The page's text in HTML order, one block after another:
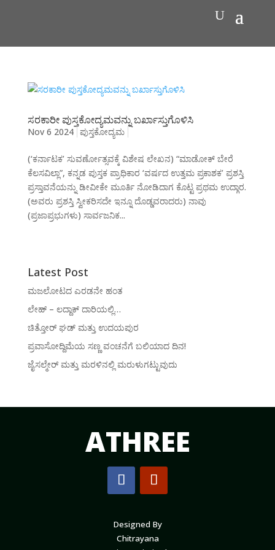
ಸರಕಾರೀ ಪುಸ್ತಕೋದ್ಯಮವನ್ನು ಬರ್ಖಾಸ್ತುಗೊಳಿಸಿ
Nov 6 2024 ಪುಸ್ತಕೋದ್ಯಮ
(‘ಕರ್ನಾಟಕ’ ಸುವರ್ಣೋತ್ಸವಕ್ಕೆ ವಿಶೇಷ ಲೇಖನ) “ಮಾಡೋಕ್ ಬೇರೆ
ಕೆಲಸವಿಲ್ಲಾ”, ಕನ್ನಡ ಪುಸ್ತಕ ಪ್ರಾಧಿಕಾರ ‘ವರ್ಷದ ಉತ್ತಮ ಪ್ರಕಾಶಕ’ ಪ್ರಶಸ್ತಿ
ಪ್ರಸ್ತಾವನೆಯನ್ನು ಡೀವೀಕೇ ಮೂರ್ತಿ ನೋಡಿದಾಗ ಕೊಟ್ಟ ಪ್ರಥಮ ಉದ್ಗಾರ.
(ಅವರು ಪ್ರಶಸ್ತಿ ಸ್ವೀಕರಿಸದೇ ಇನ್ನೂ ದೊಡ್ಡವರಾದರು) ನಾವು
(ಪ್ರಜಾಪ್ರಭುಗಳು) ಸಾರ್ವಜನಿಕ...
Latest Post
ಮಜಲೋಟದ ಎರಡನೇ ಹಂತ
ಲೇಹ್ – ಲದ್ದಾಕ್ ದಾರಿಯಲ್ಲಿ…
ಚಿತ್ತೋರ್ ಘಡ್ ಮತ್ತು ಉದಯಪುರ
ಪ್ರವಾಸೋದ್ದಿಮೆಯ ಸಣ್ಣ ವಂಚನೆಗೆ ಬಲಿಯಾದ ದಿನ!
ಜೈಸಲ್ಮೇರ್ ಮತ್ತು ಮರಳಿನಲ್ಲಿ ಮರುಳುಗಟ್ಟುವುದು
ATHREE
Designed By
Chitrayana